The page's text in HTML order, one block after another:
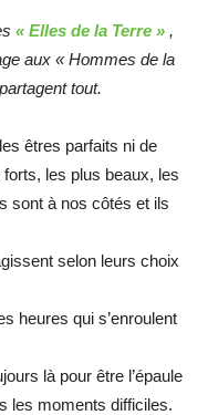
« Elles de la Terre » ,
aux « Hommes de la
tout.
êtres parfaits ni de
les plus beaux, les
sont à nos côtés et ils
selon leurs choix
heures qui s’enroulent
là pour être l’épaule
les moments difficiles.